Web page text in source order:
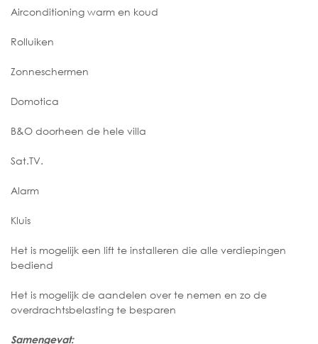
Airconditioning warm en koud
Rolluiken
Zonneschermen
Domotica
B&O doorheen de hele villa
Sat.TV.
Alarm
Kluis
Het is mogelijk een lift te installeren die alle verdiepingen
bediend
Het is mogelijk de aandelen over te nemen en zo de
overdrachtsbelasting te besparen
Samengevat: